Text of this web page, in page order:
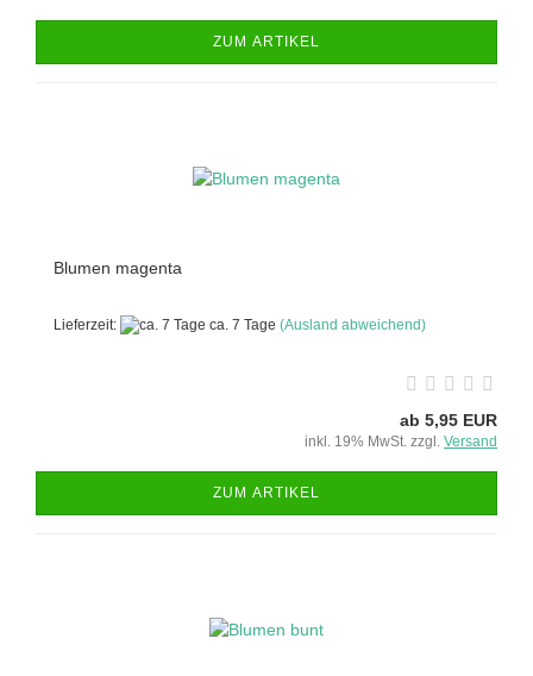
ZUM ARTIKEL
Blumen magenta
Lieferzeit: ca. 7 Tage (Ausland abweichend)
ab 5,95 EUR
inkl. 19% MwSt. zzgl. Versand
ZUM ARTIKEL